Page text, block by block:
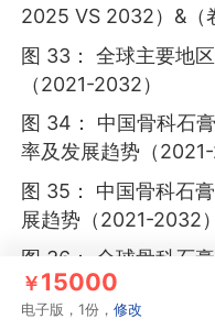
2025 VS 2032）&（
图 33： 全球主要地
（2021-2032）
图 34： 中国骨科石
率及发展趋势（2021-
图 35： 中国骨科石
展趋势（2021-2032
图 36： 全球骨科石
（2021-2032）&（百
￥15000
电子版，1份，修改